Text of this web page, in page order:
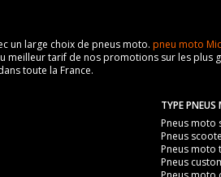
un large choix de pneus moto. pneu moto
tarif de nos promotions sur les plus
toute la France.
TYPE
Pneus moto
Pneus
Pneus moto
Pneus